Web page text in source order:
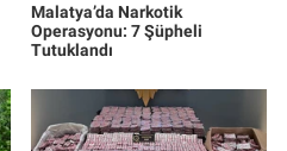
Malatya’da Narkotik
Operasyonu: 7 Şüpheli
Tutuklandı